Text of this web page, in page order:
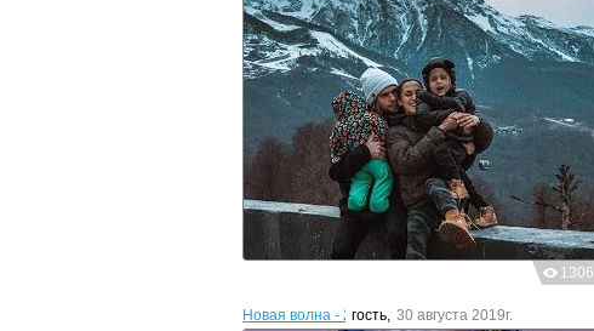
1306
Новая волна - 2019. Вечер премьер
гость, 30 августа 2019г.